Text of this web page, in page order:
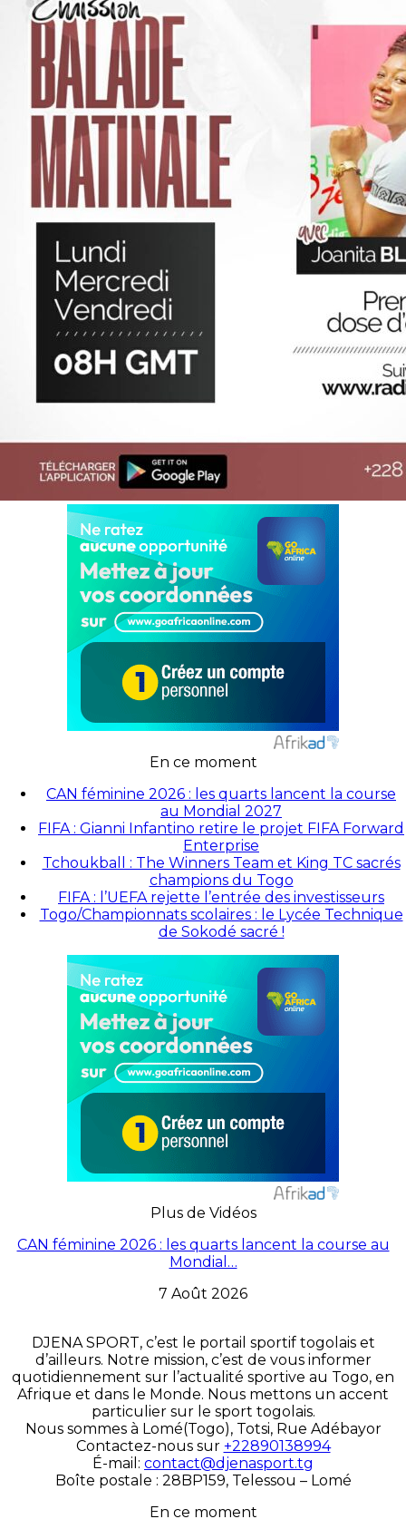
En ce moment
CAN féminine 2026 : les quarts lancent la course
au Mondial 2027
FIFA : Gianni Infantino retire le projet FIFA Forward
Enterprise
Tchoukball : The Winners Team et King TC sacrés
champions du Togo
FIFA : l’UEFA rejette l’entrée des investisseurs
Togo/Championnats scolaires : le Lycée Technique
de Sokodé sacré !
Plus de Vidéos
CAN féminine 2026 : les quarts lancent la course au
Mondial…
7 Août 2026
DJENA SPORT, c’est le portail sportif togolais et
d’ailleurs. Notre mission, c’est de vous informer
quotidiennement sur l’actualité sportive au Togo, en
Afrique et dans le Monde. Nous mettons un accent
particulier sur le sport togolais.
Nous sommes à Lomé(Togo), Totsi, Rue Adébayor
Contactez-nous sur +22890138994
É-mail: contact@djenasport.tg
Boîte postale : 28BP159, Telessou – Lomé
En ce moment